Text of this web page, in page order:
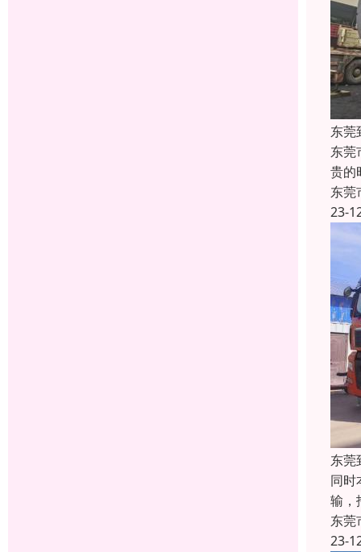
东莞
东莞
贵的
东莞
23-
东莞
同时
输，
东莞
23-